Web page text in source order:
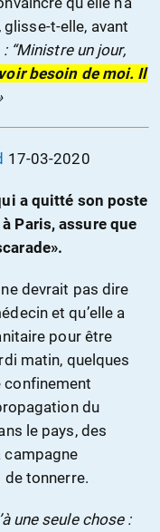
glisse-t-elle, avant
“Ministre un jour,
besoin de moi. Il
17-03-2020
a quitté son poste
Paris, assure que
devrait pas dire
et qu’elle a
pour être
matin, quelques
confinement
du
le pays, des
campagne
de tonnerre.
une seule chose :